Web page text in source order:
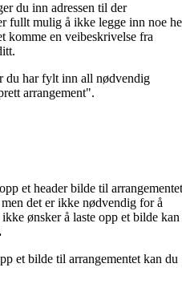
du inn adressen til der
fullt mulig å ikke legge inn noe
komme en veibeskrivelse fra
du har fylt inn all nødvendig
arrangement".
et header bilde til arrangementet
det er ikke nødvendig for å
ønsker å laste opp et bilde kan
et bilde til arrangementet kan du